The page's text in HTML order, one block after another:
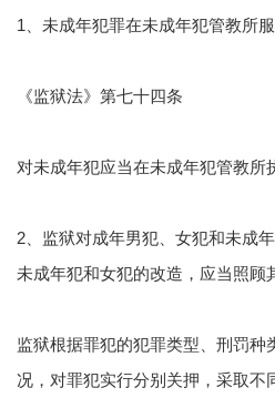
1、未成年犯罪在未成年犯管教所服
《监狱法》第七十四条
对未成年犯应当在未成年犯管教所
2、监狱对成年男犯、女犯和未成
未成年犯和女犯的改造，应当照顾
监狱根据罪犯的犯罪类型、刑罚种
况，对罪犯实行分别关押，采取不